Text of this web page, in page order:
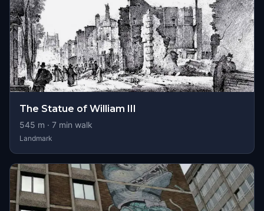
The Statue of William III
545 m · 7 min walk
Landmark